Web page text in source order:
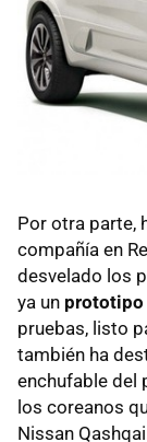
Por otra parte,
compañía en
desvelado los
ya un prototipo
pruebas, listo
también ha
enchufable del
los coreanos
Nissan